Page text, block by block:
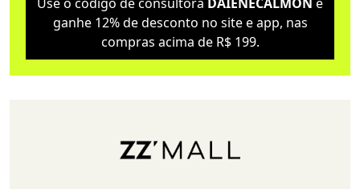
ganhe 12% de desconto no site e app, nas
compras acima de R$ 199.